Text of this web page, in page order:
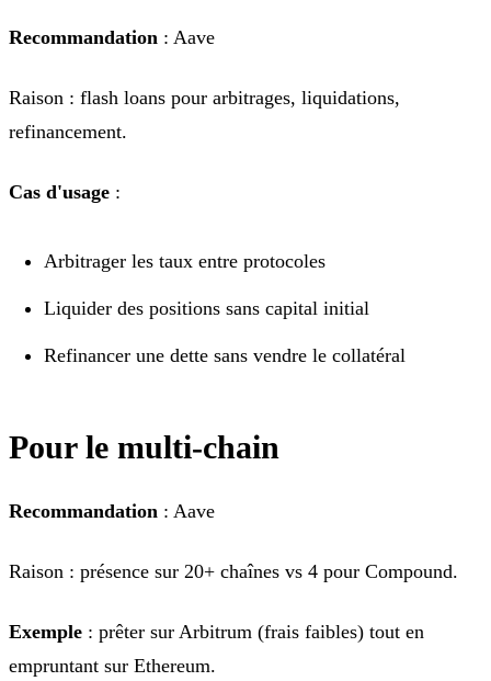
Recommandation : Aave
Raison : flash loans pour arbitrages, liquidations,
refinancement.
Cas d'usage :
Arbitrager les taux entre protocoles
Liquider des positions sans capital initial
Refinancer une dette sans vendre le collatéral
Pour le multi-chain
Recommandation : Aave
Raison : présence sur 20+ chaînes vs 4 pour Compound.
Exemple : prêter sur Arbitrum (frais faibles) tout en
empruntant sur Ethereum.